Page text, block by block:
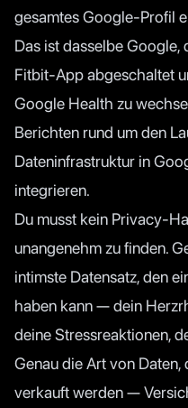
gesamtes Google-Profil
Das ist dasselbe
Fitbit-App abgeschaltet
Google Health zu
Berichten rund um den
Dateninfrastruktur in
integrieren.
Du musst kein Privacy-
unangenehm zu finden.
intimste Datensatz, den
haben kann — dein
deine Stressreaktionen,
Genau die Art von
verkauft werden —